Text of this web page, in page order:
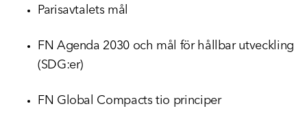
Parisavtalets mål
FN Agenda 2030 och mål för hållbar utveckling
(SDG:er)
FN Global Compacts tio principer